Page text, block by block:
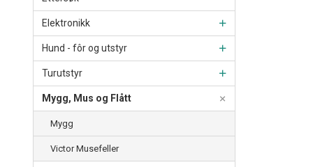
Elektronikk
Hund - fôr og utstyr
Turutstyr
Mygg, Mus og Flått
Mygg
Victor Musefeller